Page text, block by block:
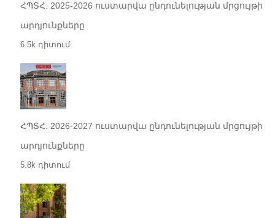
ՀՊՏՀ. 2025-2026 ուստարվա ընդունելության մրցույթի
արդյունքները
6.5k դիտում
ՀՊՏՀ. 2026-2027 ուստարվա ընդունելության մրցույթի
արդյունքները
5.8k դիտում